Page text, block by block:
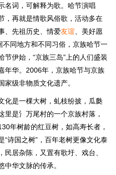
名词，可解释为歌。哈节演唱
，再就是情歌风俗歌，活动多在
、先祖历史、情爱友谊 、美好愿
不同地方和不同习俗，京族哈节一
伊始，“京族三岛”上的人们盛装
年华。2006年，京族哈节与京族
级非物质文化遗产。
化是一棵大树，虬枝纷披，瓜瓞
是氵万尾村的一个京族村落，
年树龄的红豆树，如高寿长者，
诗国之树”，百年老树更像文化泰
居杂陈，又置有歌圩、戏台、
华文脉的传承。